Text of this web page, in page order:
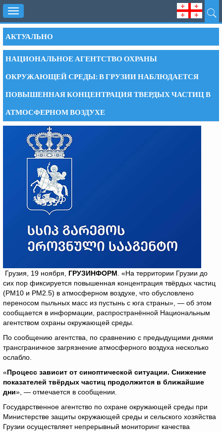
Toggle
navigation
АКТУАЛЬНО
НАЦИОНАЛЬНОЕ АГЕНТСТВО ОХРАНЫ
ОКРУЖАЮЩЕЙ СРЕДЫ: В ГРУЗИИ НАБЛЮДАЕТСЯ
ПОВЫШЕННАЯ КОНЦЕНТРАЦИЯ ТВЕРДЫХ ЧАСТИЦ В
АТМОСФЕРНОМ ВОЗДУХЕ
Грузия, 19 ноября, ГРУЗИНФОРМ . «На территории Грузии до
сих пор фиксируется повышенная концентрация твёрдых частиц
(PM10 и PM2.5) в атмосферном воздухе, что обусловлено
переносом пыльных масс из пустынь с юга страны», — об этом
сообщается в информации, распространённой Национальным
агентством охраны окружающей среды.
По сообщению агентства, по сравнению с предыдущими днями
трансграничное загрязнение атмосферного воздуха несколько
ослабло.
«Процесс зависит от синоптической ситуации. Снижение
показателей твёрдых частиц продолжится в ближайшие
дни», — отмечается в сообщении.
Государственное агентство по охране окружающей среды при
Министерстве защиты окружающей среды и сельского хозяйства
Грузии осуществляет непрерывный мониторинг качества